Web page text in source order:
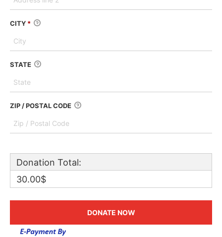
CITY *
STATE
ZIP / POSTAL CODE
Donation Total:
30.00$